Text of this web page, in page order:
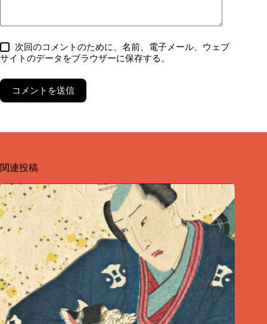
次回のコメントのために、名前、電子メール、ウェブ
サイトのデータをブラウザーに保存する。
コメントを送信
関連投稿